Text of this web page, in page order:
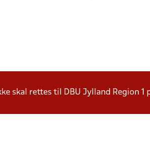
skal rettes til DBU Jylland Region 1